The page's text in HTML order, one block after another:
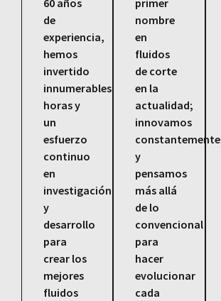
60 años
de
experiencia,
hemos
invertido
innumerables
horas y
un
esfuerzo
continuo
en
investigación
y
desarrollo
para
crear los
mejores
fluidos
primer
nombre
en
fluidos
de corte
en la
actualidad;
innovamos
constantemente
y
pensamos
más allá
de lo
convencional
para
hacer
evolucionar
cada